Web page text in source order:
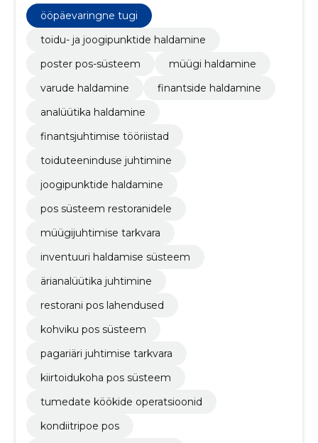
finantsjuhtimise tööriistad, toiduteeninduse
juhtimine, joogipunktide haldamine, POS süsteem
restoranidele
ööpäevaringne tugi
toidu- ja joogipunktide haldamine
poster pos-süsteem
müügi haldamine
varude haldamine
finantside haldamine
analüütika haldamine
finantsjuhtimise tööriistad
toiduteeninduse juhtimine
joogipunktide haldamine
pos süsteem restoranidele
müügijuhtimise tarkvara
inventuuri haldamise süsteem
ärianalüütika juhtimine
restorani pos lahendused
kohviku pos süsteem
pagariäri juhtimise tarkvara
kiirtoidukoha pos süsteem
tumedate köökide operatsioonid
kondiitripoe pos